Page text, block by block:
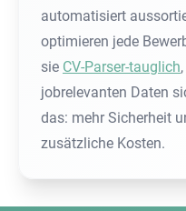
automatisiert
optimieren jede
sie CV-Parser-tauglich
jobrelevanten Daten
das: mehr Sicherheit
zusätzliche Kosten.